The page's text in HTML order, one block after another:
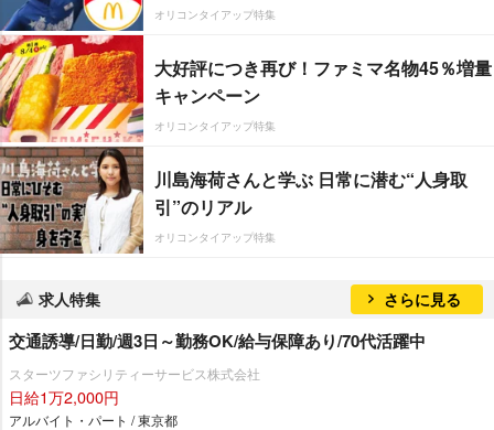
オリコンタイアップ特集
大好評につき再び！ファミマ名物45％増量
キャンペーン
オリコンタイアップ特集
川島海荷さんと学ぶ 日常に潜む“人身取
引”のリアル
オリコンタイアップ特集
求人特集 さらに見る
交通誘導/日勤/週3日～勤務OK/給与保障あり/70代活躍中
スターツファシリティーサービス株式会社
日給1万2,000円
アルバイト・パート / 東京都